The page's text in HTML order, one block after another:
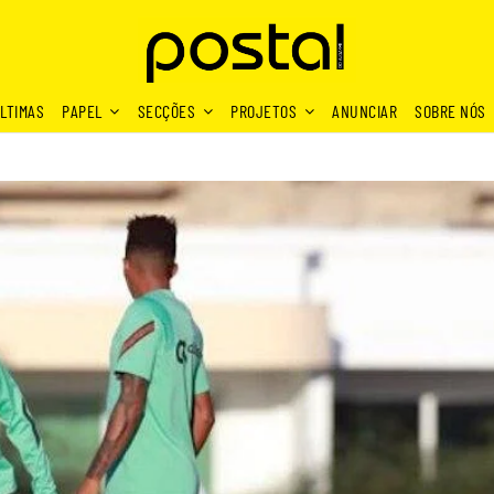
PAPEL SECÇÕES PROJETOS ANUNCIAR SOBRE NÓS